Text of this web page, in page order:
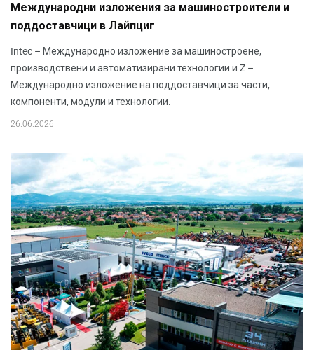
Международни изложения за машиностроители и
поддоставчици в Лайпциг
Intec – Международно изложение за машиностроене,
производствени и автоматизирани технологии и Z –
Международно изложение на поддоставчици за части,
компоненти, модули и технологии.
26.06.2026